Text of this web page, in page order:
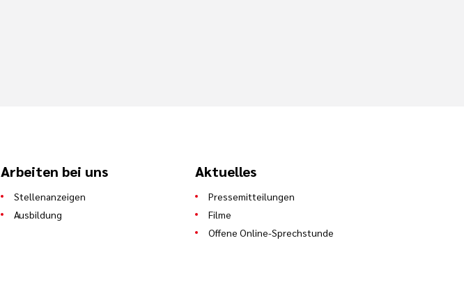
Arbeiten bei uns
Stellenanzeigen
Ausbildung
Aktuelles
Pressemitteilungen
Filme
Offene Online-Sprechstunde